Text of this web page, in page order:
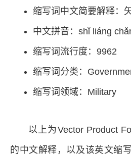
缩写词中文简要解释：
中文拼音：shǐ liáng
缩写词流行度：9962
缩写词分类：
缩写词领域：Military
以上为Vector Product
的中文解释，以及该英文缩